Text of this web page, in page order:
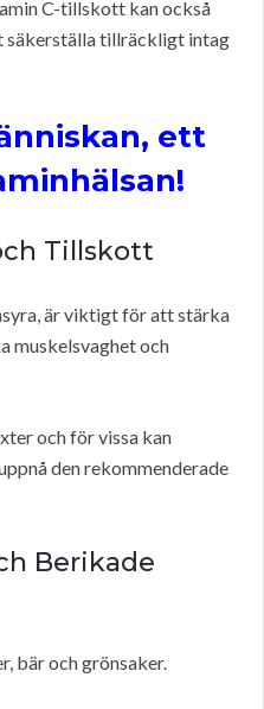
C-tillskott kan också
säkerställa tillräckligt intag
ett
Tillskott
är viktigt för att stärka
muskelsvaghet och
och för vissa kan
den rekommenderade
Berikade
bär och grönsaker.